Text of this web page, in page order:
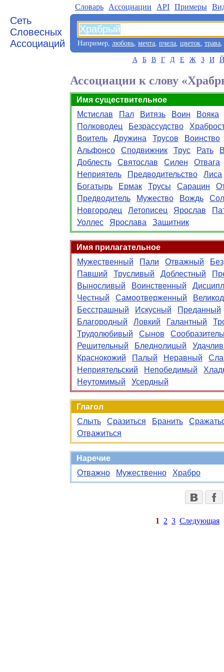
Сеть
Словесных
Ассоциаций
Словарь Aссоциации API Примеры
Например, любовь, мечта, пчела, цветок, трава,
А Б В Г Д Е Ж З И Й
Ассоциации к слову
Имя существительное
Мстислав
Пал Витязь Воин
Вояка
Полководец
Безрассудство
Воитель
Дружина Трусов
Воинство
Альфонсо
Сподвижник Трус Рать
Доблесть
Святослав Силен
Отвага
Неприятель
Предводительство
Лиса
Богатырь
Ермак Трусы Сарацин
Предводитель
Мужество Вождь
Новгородец
Летописец Ярослав
Уоллес
Ярослава Защитник
Имя прилагательное
Мужественный
Пали Отважный
Павший
Трусливый Доблестный
Выносливый
Воинственный
Честный
Самоотверженный
Бесстрашный
Искусный
Преданный
Благородный
Ловкий Галантный
Трудолюбивый
Сынов
Решительный
Бледнолицый
Краснокожий
Палый Неравный
Неприятельский
Непобедимый
Неутомимый
Усердный
Глагол
Слыть
Сразиться Бранить
Отважиться
Наречие
Отважно
Мужественно Храбро
1 2 3 Следующая